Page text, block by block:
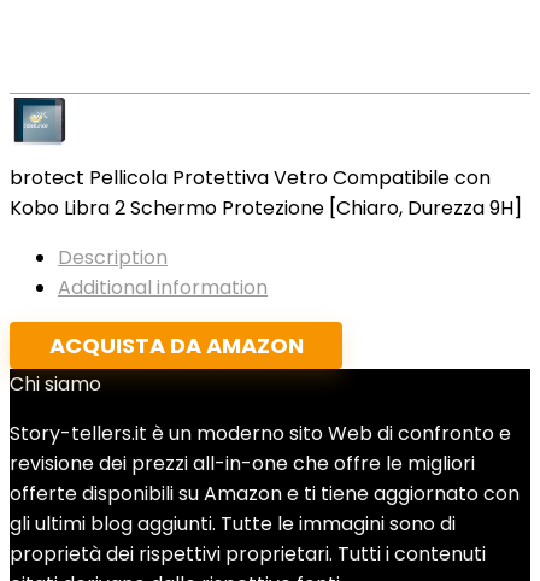
brotect Pellicola Protettiva Vetro Compatibile con
Kobo Libra 2 Schermo Protezione [Chiaro, Durezza 9H]
Description
Additional information
ACQUISTA DA AMAZON
Chi siamo
Story-tellers.it è un moderno sito Web di confronto e
revisione dei prezzi all-in-one che offre le migliori
offerte disponibili su Amazon e ti tiene aggiornato con
gli ultimi blog aggiunti. Tutte le immagini sono di
proprietà dei rispettivi proprietari. Tutti i contenuti